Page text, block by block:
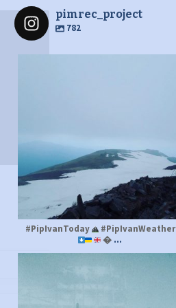
pimrec_project
782
#PipIvanToday
#PipIvanWeather
 ...